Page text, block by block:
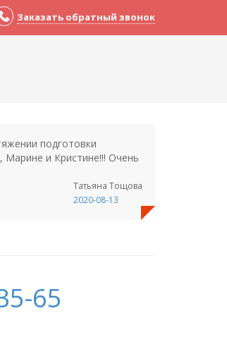
Заказать обратный звонок
подготовки
Марине и Кристине!!! Очень
Татьяна Тощова
2020-08-13
65